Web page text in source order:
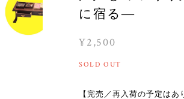
に宿る―
¥2,500
SOLD OUT
【完売／再入荷の予定はあ